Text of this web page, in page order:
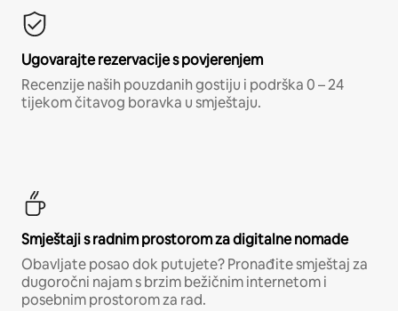
Ugovarajte rezervacije s povjerenjem
Recenzije naših pouzdanih gostiju i podrška 0 – 24
tijekom čitavog boravka u smještaju.
Smještaji s radnim prostorom za digitalne nomade
Obavljate posao dok putujete? Pronađite smještaj za
dugoročni najam s brzim bežičnim internetom i
posebnim prostorom za rad.